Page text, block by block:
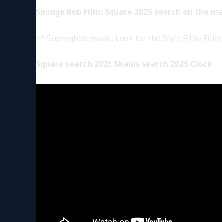
Sponge Bob Film: Square 2025 search on the
** Supergbob movie: Look for the Style Fillle
Square search 2025 Skalus search 2025 Clock